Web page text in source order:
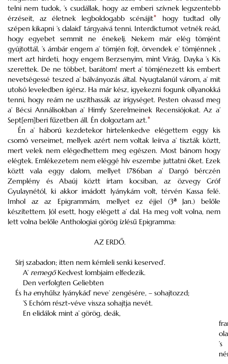
telni nem tudok, ’s csudállak, hogy az emberi szívnek legszentebb
érzéseit, az életnek legboldogabb scénájit*
hogy tudtad olly
szépen kikapni ’s dalaid’ tárgyaivá tenni. Interdictumot vetnék reád,
hogy egyebet semmit ne énekelj. Nekem már elég tömjént
gyújtottál, ’s ámbár engem a’ tömjén fojt, örvendek e’ tömjénnek ,
mert azt hirdeti, hogy engem Berzsenyim, mint Virág, Dayka ’s Kis
szerettek. De ne többet, barátom! mert a’ tömjénezett kis embert
nevetségessé teszed a’ bálványozás által. Nyugtalanúl várom, a’ mit
utolsó leveledben ígérsz. Ha már kész, igyekezni fogunk ollyanokká
tenni, hogy reám ne uszíthassák az irígységet. Pesten olvassd meg
a’ Bécsi Annálisokban a’ Himfy Szerelmeinek Recensiójokat. Az a’
Sept[em]beri fűzetben áll. Én dolgoztam azt.*
Én a’ háború kezdetekor hirtelenkedve elégettem eggy kis
csomó verseimet, mellyek azért nem voltak leírva a’ tiszták köztt,
mert velek nem elégedhettem meg egészen. Most bánom hogy
elégtek. Emlékezetem nem eléggé hív eszembe juttatni őket. Ezek
köztt vala eggy dalom, mellyet 1786ban a’ Dargó bérczén
Zemplény és Abaúj köztt írtam kocsiban, az özvegy Gróf
Gyulaynétól, ki akkor imádott lyánykám volt, térvén Kassa felé.
Imhol az az Epigrammám, mellyet ez éjjel (3aJan.) belőle
készítettem. Jól esett, hogy elégett a’ dal. Ha meg volt volna, nem
lett volna belőle Anthologiai görög ízlésű Epigramma:
AZ ERDŐ.
Sírj szabadon; itten nem kémleli senki keserved’.
A’ remegőKedvest lombjaim elfedezik.
Den verfolgten Geliebten
És ha enyhűlsz lyánykád’ neve’ zengésére, – sohajtozzd;
’S Echóm részt-véve vissza sohajtja nevét.
En elidálok mint a’ görög, deák,
’s